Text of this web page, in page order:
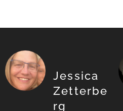
Jessica
Zetterbe
rg